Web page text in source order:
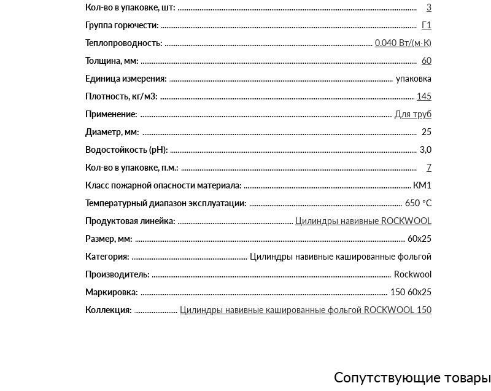
Кол-во в упаковке, шт:
3
Группа горючести:
Г1
Теплопроводность:
0.040 Вт/(м·К)
Толщина, мм:
60
Единица измерения:
упаковка
Плотность, кг/м3:
145
Применение:
Для труб
Диаметр, мм:
25
Водостойкость (рН):
3,0
Кол-во в упаковке, п.м.:
7
Класс пожарной опасности материала:
КМ1
Температурный диапазон эксплуатации:
650 °С
Продуктовая линейка:
Цилиндры навивные ROCKWOOL
Размер, мм:
60х25
Категория:
Цилиндры навивные кашированные фольгой
Производитель:
Rockwool
Маркировка:
150 60х25
Коллекция:
Цилиндры навивные кашированные фольгой ROCKWOOL 150
Сопутствующие товары